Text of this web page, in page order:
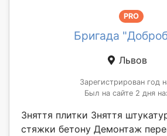
PRO
Бригада
Львов
Зарегистрирован год
Был на сайте 2 дня
Зняття плитки Зняття
стяжки бетону Демонтаж